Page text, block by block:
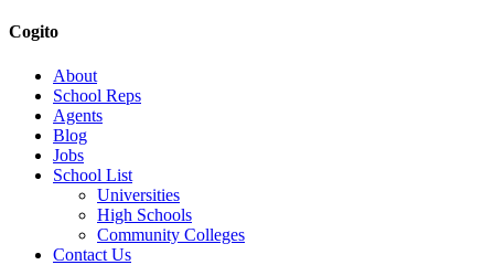
Cogito
About
School Reps
Agents
Blog
Jobs
School List
Universities
High Schools
Community Colleges
Contact Us